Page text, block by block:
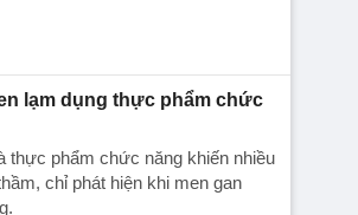
lạm dụng thực phẩm chức
thực phẩm chức năng khiến nhiều
chỉ phát hiện khi men gan